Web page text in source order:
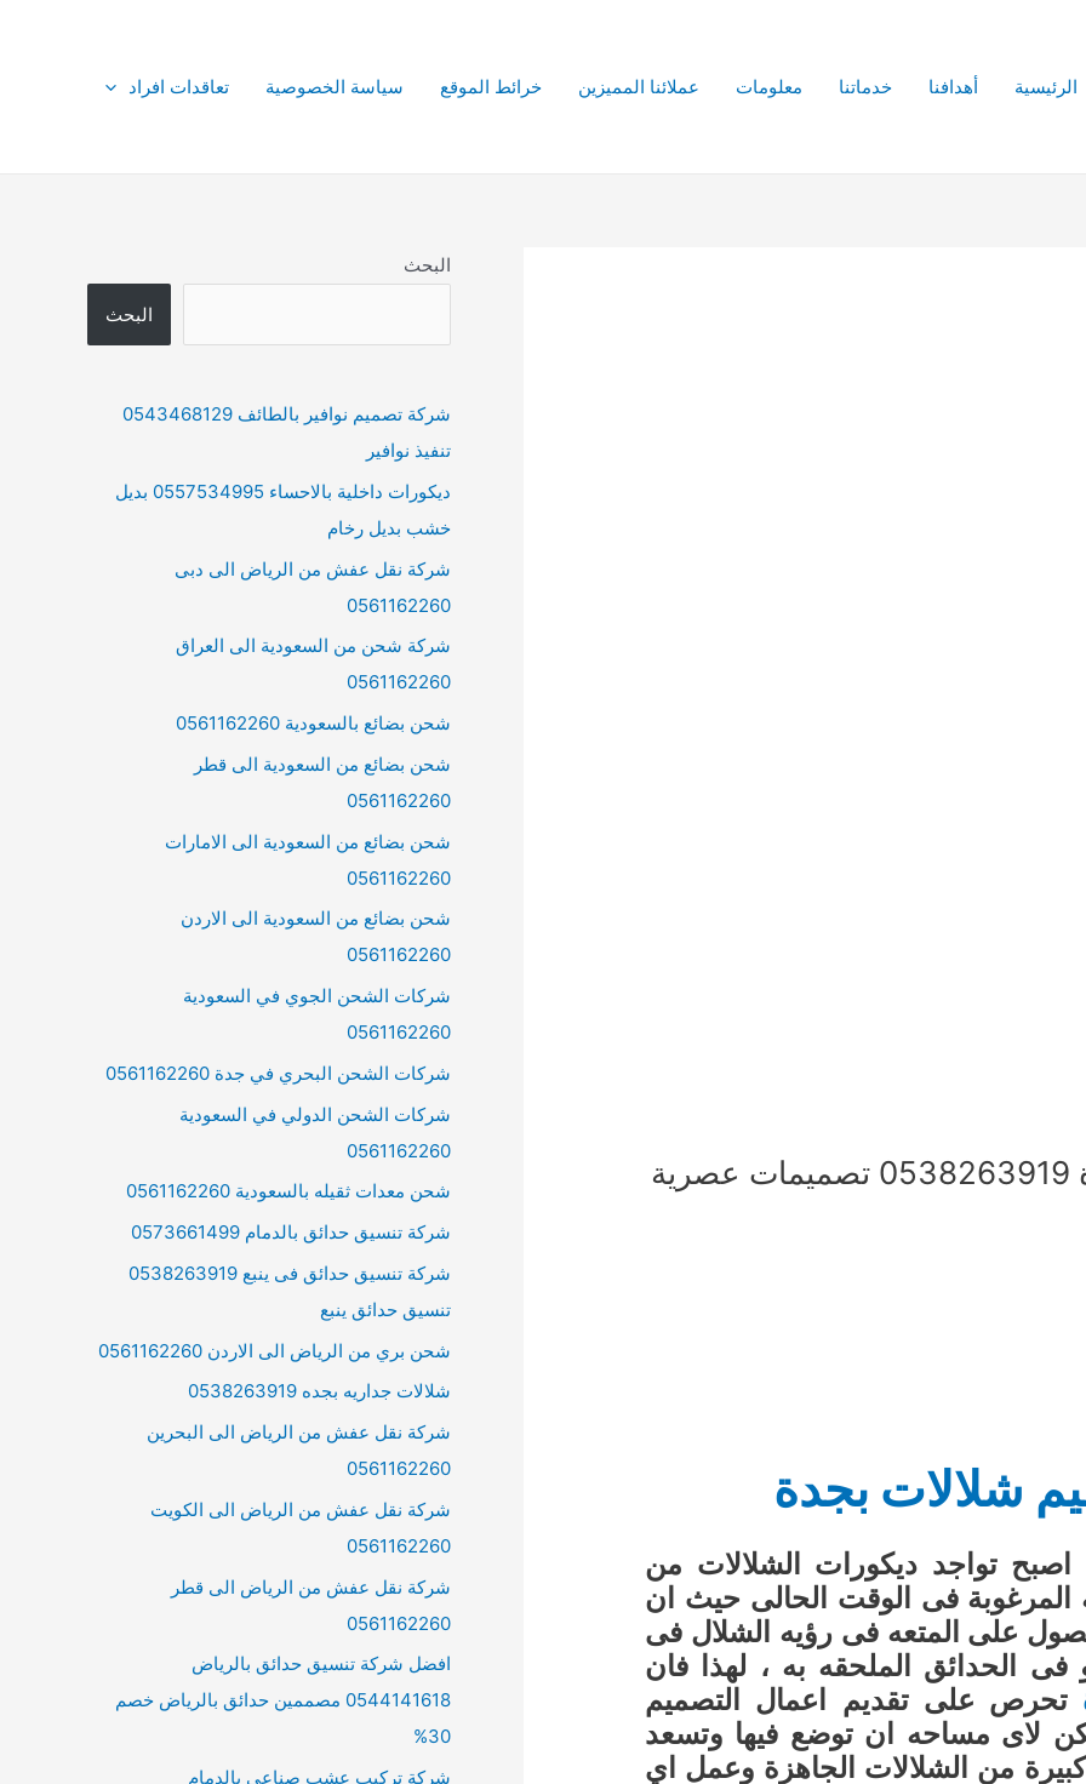
الرئيسية أهدافنا خدماتنا معلومات عملائنا المميزين خرائط الموقع سياسة الخصوصية تعاقدات افراد
شركة تصميم شلالات بجدة 0538263919 تصميمات عصرية
شلالات بجدة
تواجد ديكورات الشلالات من
المرغوبة فى الوقت الحالى حيث ان
على المتعه فى رؤيه الشلال فى
الحدائق الملحقه به ، لهذا فان
تحرص على تقديم اعمال التصميم
لاى مساحه ان توضع فيها وتسعد
من الشلالات الجاهزة وعمل اي
البحث
البحث
شركة تصميم نوافير بالطائف 0543468129
تنفيذ نوافير
ديكورات داخلية بالاحساء 0557534995 بديل
خشب بديل رخام
شركة نقل عفش من الرياض الى دبى
0561162260
شركة شحن من السعودية الى العراق
0561162260
شحن بضائع بالسعودية 0561162260
شحن بضائع من السعودية الى قطر
0561162260
شحن بضائع من السعودية الى الامارات
0561162260
شحن بضائع من السعودية الى الاردن
0561162260
شركات الشحن الجوي في السعودية
0561162260
شركات الشحن البحري في جدة 0561162260
شركات الشحن الدولي في السعودية
0561162260
شحن معدات ثقيله بالسعودية 0561162260
شركة تنسيق حدائق بالدمام 0573661499
شركة تنسيق حدائق فى ينبع 0538263919
تنسيق حدائق ينبع
شحن بري من الرياض الى الاردن 0561162260
شلالات جداريه بجده 0538263919
شركة نقل عفش من الرياض الى البحرين
0561162260
شركة نقل عفش من الرياض الى الكويت
0561162260
شركة نقل عفش من الرياض الى قطر
0561162260
افضل شركة تنسيق حدائق بالرياض
0544141618 مصممين حدائق بالرياض خصم
30%
شركة تركيب عشب صناعي بالدمام